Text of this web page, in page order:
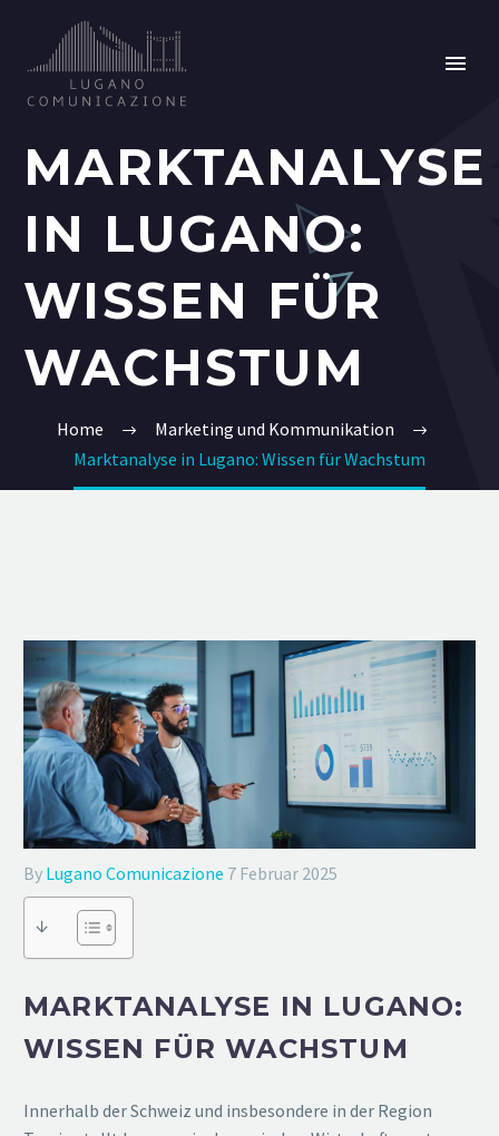
MARKTANALYSE
IN LUGANO:
WISSEN FÜR
WACHSTUM
Home
Marketing und Kommunikation
Marktanalyse in Lugano: Wissen für Wachstum
By Lugano Comunicazione 7 Februar 2025
↓
MARKTANALYSE IN LUGANO:
WISSEN FÜR WACHSTUM
Innerhalb der Schweiz und insbesondere in der Region